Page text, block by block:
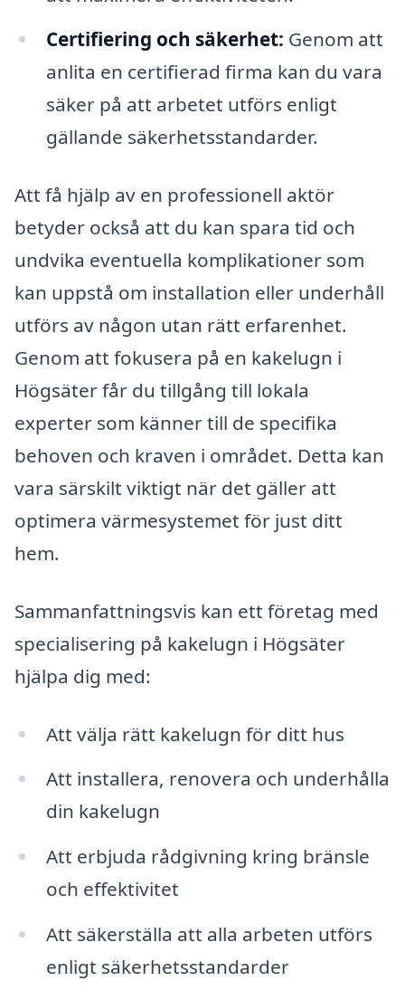
Certifiering och säkerhet: Genom att
anlita en certifierad firma kan du vara
säker på att arbetet utförs enligt
gällande säkerhetsstandarder.
Att få hjälp av en professionell aktör
betyder också att du kan spara tid och
undvika eventuella komplikationer som
kan uppstå om installation eller underhåll
utförs av någon utan rätt erfarenhet.
Genom att fokusera på en kakelugn i
Högsäter får du tillgång till lokala
experter som känner till de specifika
behoven och kraven i området. Detta kan
vara särskilt viktigt när det gäller att
optimera värmesystemet för just ditt
hem.
Sammanfattningsvis kan ett företag med
specialisering på kakelugn i Högsäter
hjälpa dig med:
Att välja rätt kakelugn för ditt hus
Att installera, renovera och underhålla
din kakelugn
Att erbjuda rådgivning kring bränsle
och effektivitet
Att säkerställa att alla arbeten utförs
enligt säkerhetsstandarder